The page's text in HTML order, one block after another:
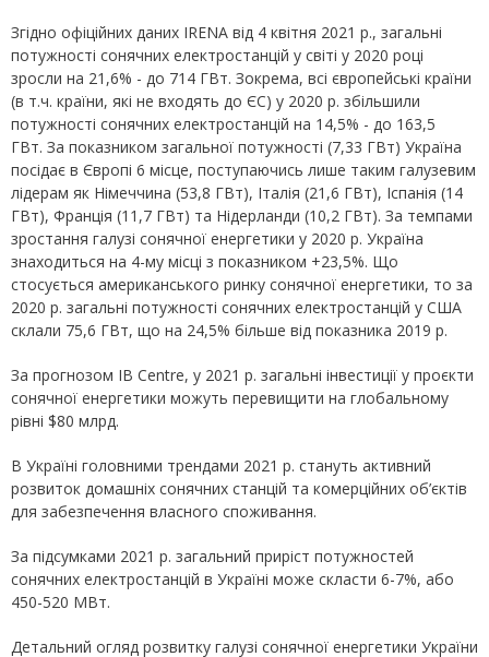
Згідно офіційних даних IRENA від 4 квітня 2021 р., загальні
потужності сонячних електростанцій у світі у 2020 році
зросли на 21,6% - до 714 ГВт. Зокрема, всі європейські країни
(в т.ч. країни, які не входять до ЄС) у 2020 р. збільшили
потужності сонячних електростанцій на 14,5% - до 163,5
ГВт. За показником загальної потужності (7,33 ГВт) Україна
посідає в Європі 6 місце, поступаючись лише таким галузевим
лідерам як Німеччина (53,8 ГВт), Італія (21,6 ГВт), Іспанія (14
ГВт), Франція (11,7 ГВт) та Нідерланди (10,2 ГВт). За темпами
зростання галузі сонячної енергетики у 2020 р. Україна
знаходиться на 4-му місці з показником +23,5%. Що
стосується американського ринку сонячної енергетики, то за
2020 р. загальні потужності сонячних електростанцій у США
склали 75,6 ГВт, що на 24,5% більше від показника 2019 р.
За прогнозом IB Centre, у 2021 р. загальні інвестиції у проєкти
сонячної енергетики можуть перевищити на глобальному
рівні $80 млрд.
В Україні головними трендами 2021 р. стануть активний
розвиток домашніх сонячних станцій та комерційних об’єктів
для забезпечення власного споживання.
За підсумками 2021 р. загальний приріст потужностей
сонячних електростанцій в Україні може скласти 6-7%, або
450-520 МВт.
Детальний огляд розвитку галузі сонячної енергетики України